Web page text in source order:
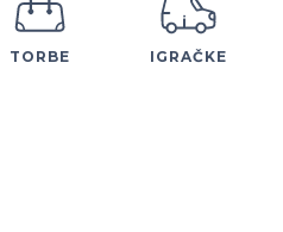
TORBE IGRAČKE